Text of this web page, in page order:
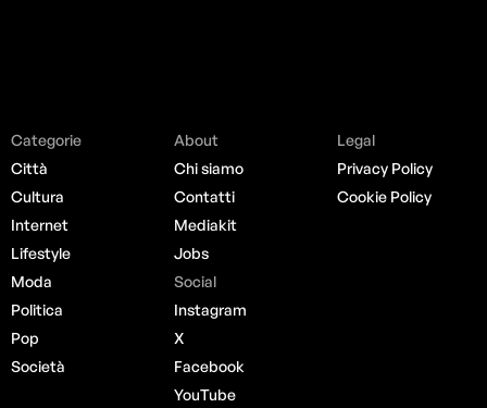
Categorie
Città
Cultura
Internet
Lifestyle
Moda
Politica
Pop
Società
About
Chi siamo
Contatti
Mediakit
Jobs
Social
Instagram
X
Facebook
YouTube
Legal
Privacy Policy
Cookie Policy